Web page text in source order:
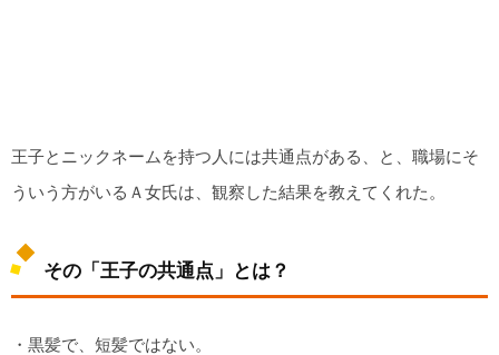
王子とニックネームを持つ人には共通点がある、と、職場にそ
ういう方がいるＡ女氏は、観察した結果を教えてくれた。
その「王子の共通点」とは？
・黒髪で、短髪ではない。